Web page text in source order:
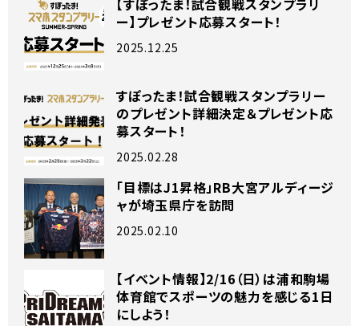
ー】プレゼント応募スタート！
2025.12.25
すぽったま！試合観戦スタンプラリー
のプレゼント詳細決定＆プレゼント応
募スタート！
2025.02.28
「目標はJ1昇格」RB大宮アルディージ
ャが埼玉県庁を訪問
2025.02.10
【イベント情報】2/16（日）は浦和駒場
体育館でスポーツの魅力を感じる1日
にしよう！